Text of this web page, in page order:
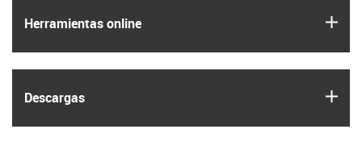
Herramientas online
Descargas